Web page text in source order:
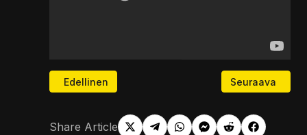
Edellinen artikkeli: EUn disinformaatiovero
Edellinen Seuraava
Seuraava
Share Article